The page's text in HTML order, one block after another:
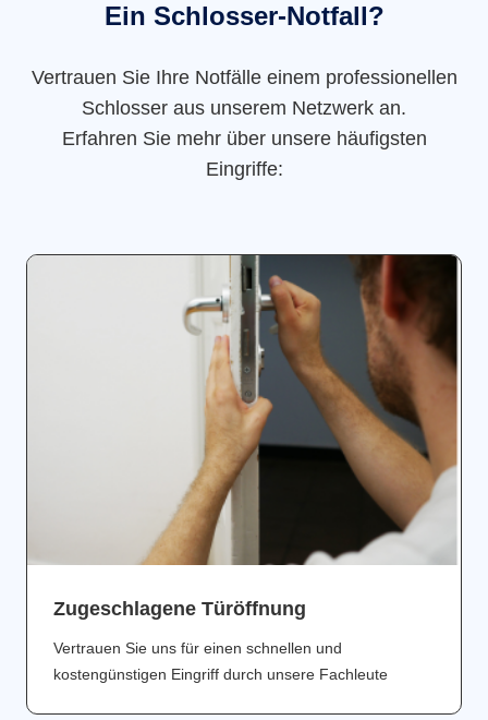
Ein Schlosser-Notfall?
Vertrauen Sie Ihre Notfälle einem professionellen
Schlosser aus unserem Netzwerk an.
Erfahren Sie mehr über unsere häufigsten
Eingriffe:
Zugeschlagene Türöffnung
Vertrauen Sie uns für einen schnellen und
kostengünstigen Eingriff durch unsere Fachleute